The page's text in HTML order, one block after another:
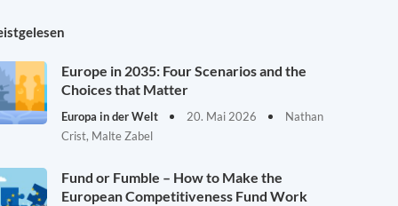
Europe in 2035: Four Scenarios and the
Choices that Matter
Europa in der Welt 20. Mai 2026
Nathan
Crist, Malte Zabel
Fund or Fumble – How to Make the
European Competitiveness Fund Work